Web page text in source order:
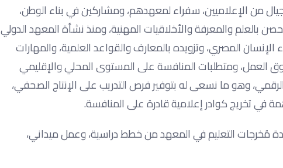
من الإعلاميين، سفراء لمعهدهم، ومشاركين في بناء الوطن،
بالعلم والمعرفة والأخلاقيات المهنية، ومنذ نشأة المعهد الدولي
المصري، وتزويده بالمعارف والقواعد العلمية، والمهارات
العمل، ومتطلبات المنافسة على المستوى المحلي والإقليمي
وهو ما نسعى له بتوفير فرص التدريب على الإنتاج الصحفي،
في تخريج كوادر إعلامية قادرة على المنافسة.
مُخرجات التعليم في المعهد من خطط دراسية، وعمل ميداني،